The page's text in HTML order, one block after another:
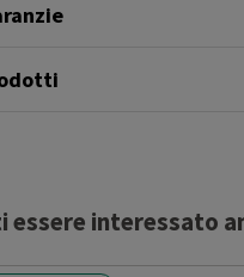
essere interessato